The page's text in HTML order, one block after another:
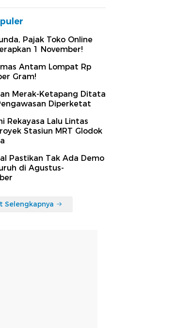
Pajak Toko Online
1 November!
Antam Lompat Rp
Gram!
Merak-Ketapang Ditata
Diperketat
Rekayasa Lalu Lintas
Stasiun MRT Glodok
Pastikan Tak Ada Demo
di Agustus-
Selengkapnya